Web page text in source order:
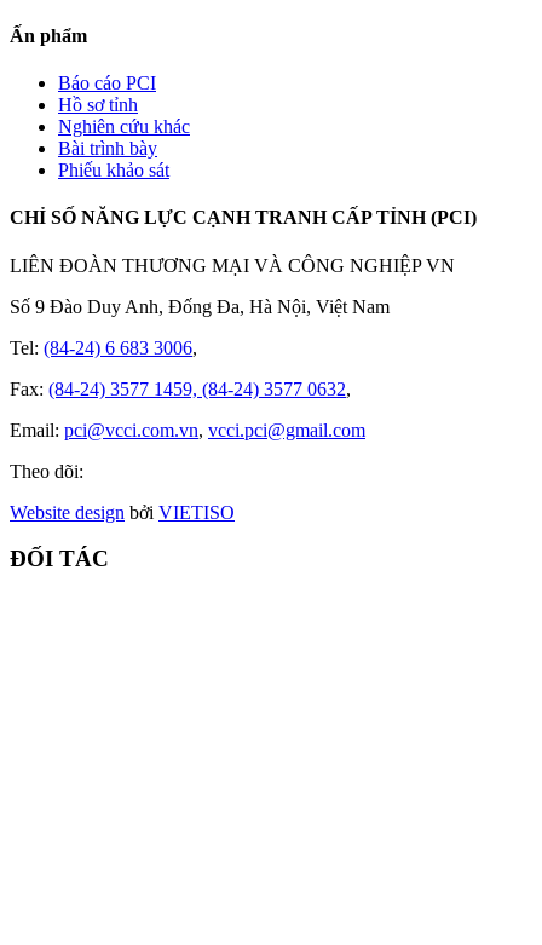
Ấn phẩm
Báo cáo PCI
Hồ sơ tỉnh
Nghiên cứu khác
Bài trình bày
Phiếu khảo sát
CHỈ SỐ NĂNG LỰC CẠNH TRANH CẤP TỈNH (PCI)
LIÊN ĐOÀN THƯƠNG MẠI VÀ CÔNG NGHIỆP VN
Số 9 Đào Duy Anh, Đống Đa, Hà Nội, Việt Nam
Tel: (84-24) 6 683 3006,
Fax: (84-24) 3577 1459, (84-24) 3577 0632,
Email: pci@vcci.com.vn, vcci.pci@gmail.com
Theo dõi:
Website design bởi VIETISO
ĐỐI TÁC